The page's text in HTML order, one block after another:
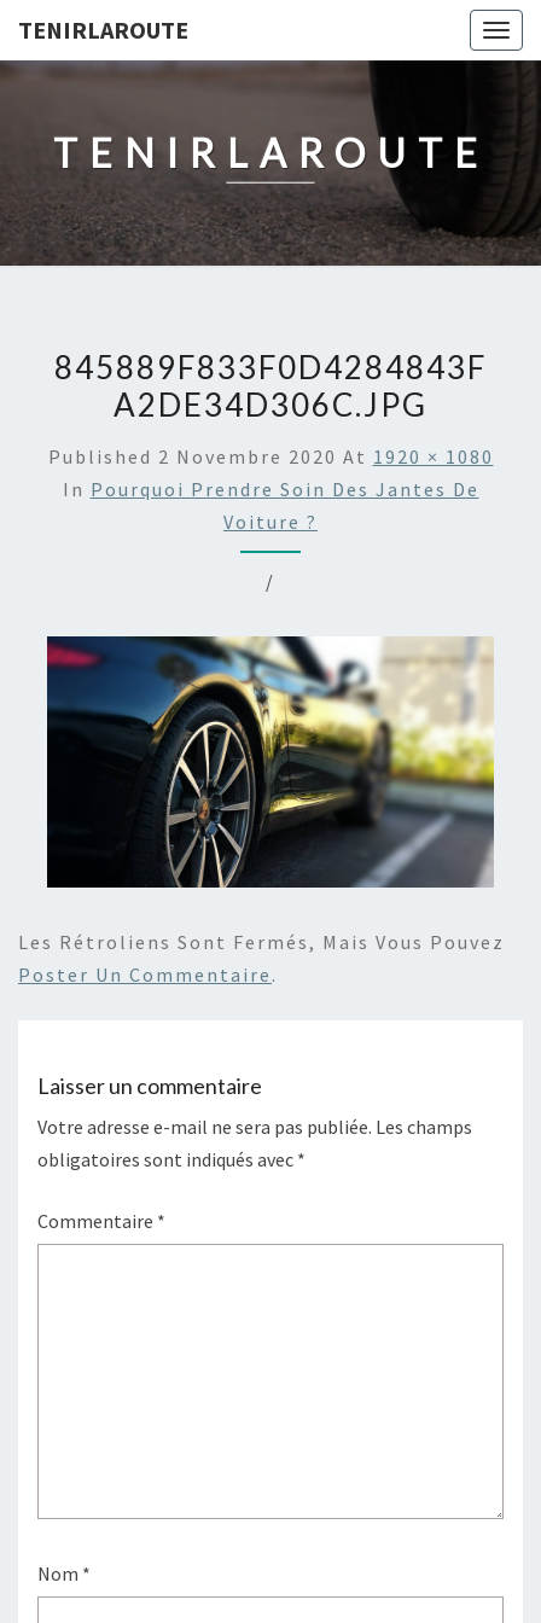
TENIRLAROUTE
TENIRLAROUTE
845889F833F0D4284843F
A2DE34D306C.JPG
Published 2 Novembre 2020 At 1920 × 1080
In Pourquoi Prendre Soin Des Jantes De
Voiture ?
/
Les Rétroliens Sont Fermés, Mais Vous Pouvez
Poster Un Commentaire .
Laisser un commentaire
Votre adresse e-mail ne sera pas publiée. Les champs
obligatoires sont indiqués avec *
Commentaire *
Nom *